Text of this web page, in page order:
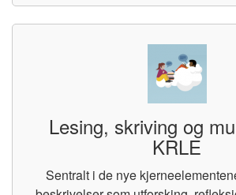
Lesing, skriving og
KRLE
Sentralt i de nye